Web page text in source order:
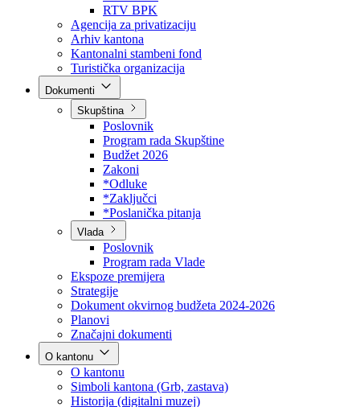
Direkcija za šumarstvo
Javna preduzeća
BPK šume
RTV BPK
Agencija za privatizaciju
Arhiv kantona
Kantonalni stambeni fond
Turistička organizacija
Skupština
Poslovnik
Program rada Skupštine
Budžet 2026
Zakoni
*Odluke
*Zaključci
*Poslanička pitanja
Vlada
Poslovnik
Program rada Vlade
Ekspoze premijera
Strategije
Dokument okvirnog budžeta 2024-2026
Planovi
Značajni dokumenti
O kantonu